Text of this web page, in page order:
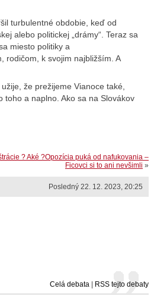
turbulentné obdobie, keď od
alebo politickej „drámy“. Teraz sa
miesto politiky a
rodičom, k svojim najbližším. A
že prežijeme Vianoce také,
toho a naplno. Ako sa na Slovákov
? Aké ?Opozícia puká od nafukovania –
Ficovci si to ani nevšimli »
Posledný 22. 12. 2023, 20:25
Celá debata RSS tejto debaty